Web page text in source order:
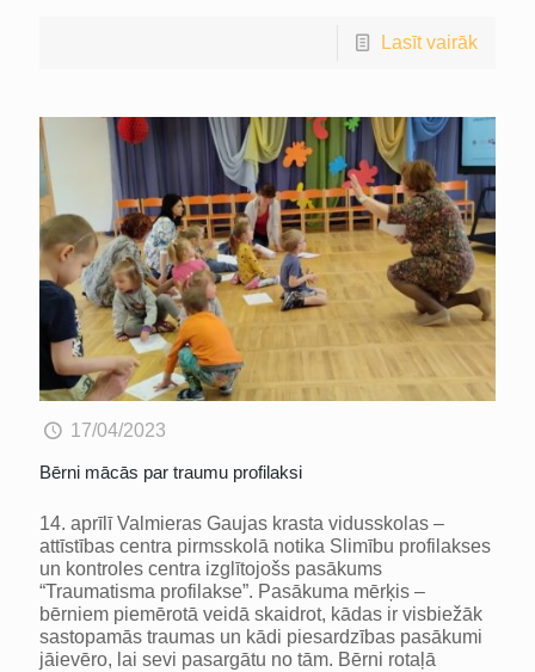
Lasīt vairāk
17/04/2023
Bērni mācās par traumu profilaksi
14. aprīlī Valmieras Gaujas krasta vidusskolas –
attīstības centra pirmsskolā notika Slimību profilakses
un kontroles centra izglītojošs pasākums
“Traumatisma profilakse”. Pasākuma mērķis –
bērniem piemērotā veidā skaidrot, kādas ir visbiežāk
sastopamās traumas un kādi piesardzības pasākumi
jāievēro, lai sevi pasargātu no tām. Bērni rotaļā